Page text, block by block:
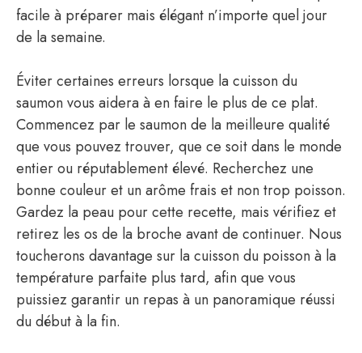
facile à préparer mais élégant n’importe quel jour
de la semaine.
Éviter certaines erreurs lorsque la cuisson du
saumon vous aidera à en faire le plus de ce plat.
Commencez par le saumon de la meilleure qualité
que vous pouvez trouver, que ce soit dans le monde
entier ou réputablement élevé. Recherchez une
bonne couleur et un arôme frais et non trop poisson.
Gardez la peau pour cette recette, mais vérifiez et
retirez les os de la broche avant de continuer. Nous
toucherons davantage sur la cuisson du poisson à la
température parfaite plus tard, afin que vous
puissiez garantir un repas à un panoramique réussi
du début à la fin.